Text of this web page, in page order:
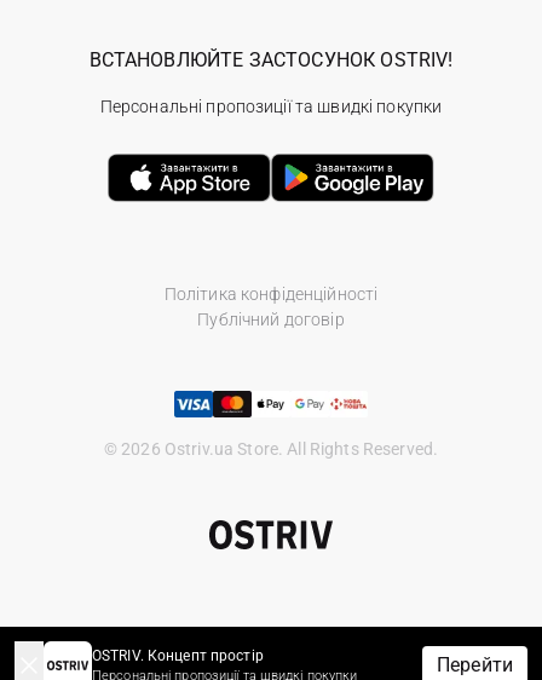
Політика конфіденційності
Публічний договір
© 2026 Ostriv.ua Store. All Rights Reserved.
ВСТАНОВЛЮЙТЕ ЗАСТОСУНОК OSTRIV!
Персональні пропозиції та швидкі покупки
OSTRIV. Концепт простір
Персональні пропозиції та швидкі покупки Перейти